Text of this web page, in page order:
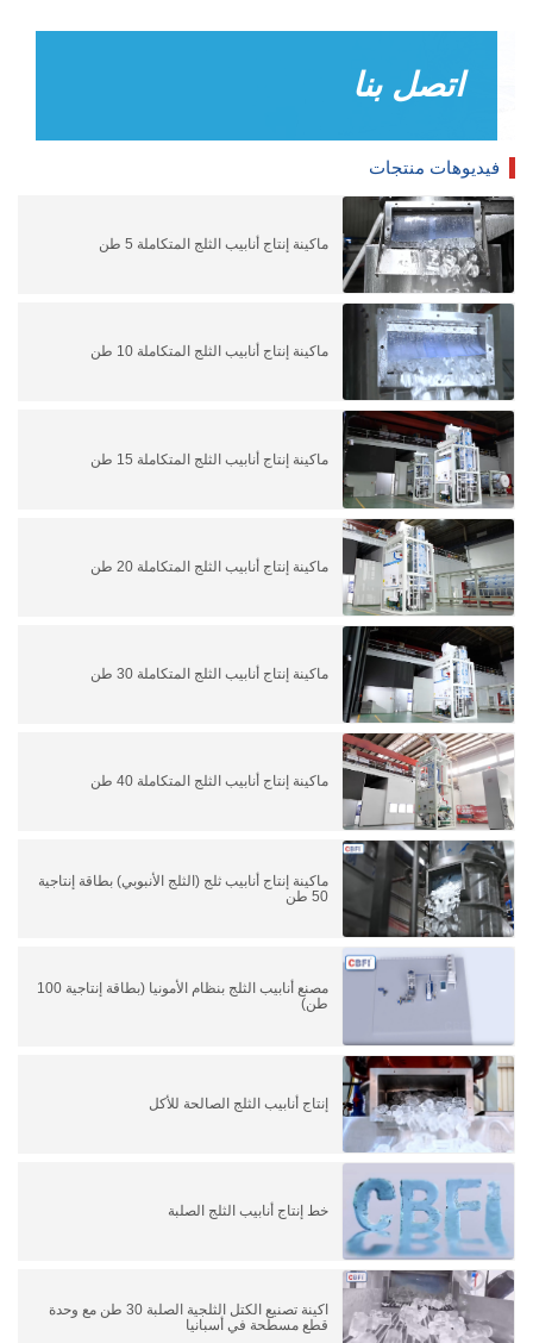
اتصل بنا
فيديوهات منتجات
ماكينة إنتاج أنابيب الثلج المتكاملة 5 طن
ماكينة إنتاج أنابيب الثلج المتكاملة 10 طن
ماكينة إنتاج أنابيب الثلج المتكاملة 15 طن
ماكينة إنتاج أنابيب الثلج المتكاملة 20 طن
ماكينة إنتاج أنابيب الثلج المتكاملة 30 طن
ماكينة إنتاج أنابيب الثلج المتكاملة 40 طن
ماكينة إنتاج أنابيب ثلج (الثلج الأنبوبي) بطاقة إنتاجية
50 طن
مصنع أنابيب الثلج بنظام الأمونيا (بطاقة إنتاجية 100
طن)
إنتاج أنابيب الثلج الصالحة للأكل
خط إنتاج أنابيب الثلج الصلبة
اكينة تصنيع الكتل الثلجية الصلبة 30 طن مع وحدة
قطع مسطحة في أسبانيا